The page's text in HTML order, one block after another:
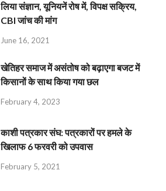
लिया संज्ञान, यूनियनें रोष में, विपक्ष सक्रिय,
CBI जांच की मांग
June 16, 2021
खेतिहर समाज में असंतोष को बढ़ाएगा बजट में
किसानों के साथ किया गया छल
February 4, 2023
काशी पत्रकार संघ: पत्रकारों पर हमले के
खिलाफ 6 फरवरी को उपवास
February 5, 2021